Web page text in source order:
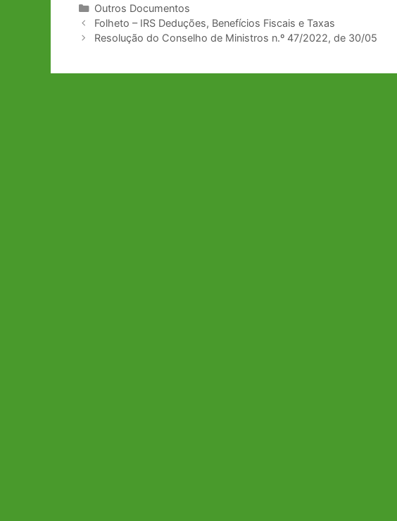
Categorias
Outros Documentos
Navegação
de
Folheto – IRS Deduções, Benefícios Fiscais e Taxas
Resolução do Conselho de Ministros n.º 47/2022, de 30/05